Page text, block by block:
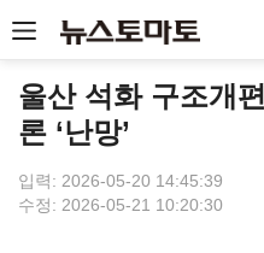
울산 석화 구조개
론 ‘난망’
입력: 2026-05-20 14:45:39
수정: 2026-05-21 10:20:30